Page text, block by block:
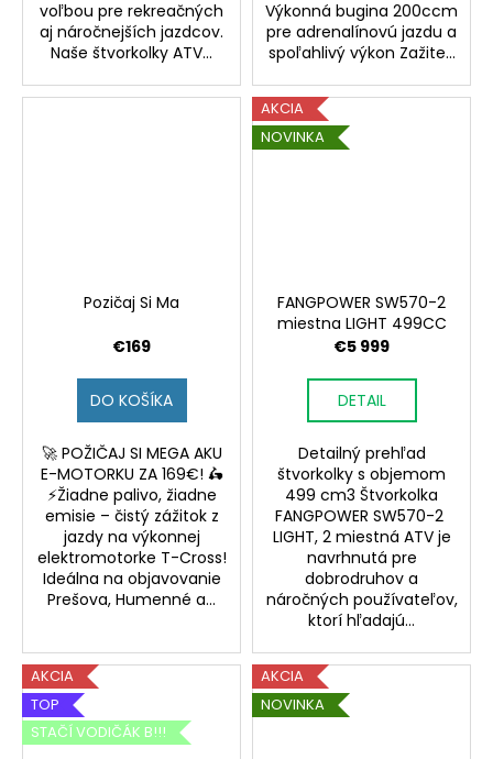
voľbou pre rekreačných
aj náročnejších jazdcov.
Naše štvorkolky ATV...
Výkonná bugina 200ccm
pre adrenalínovú jazdu a
spoľahlivý výkon Zažite...
Pozičaj Si Ma
€169
DO KOŠÍKA
🚀 POŽIČAJ SI MEGA AKU
E-MOTORKU ZA 169€! 🛵
⚡Žiadne palivo, žiadne
emisie – čistý zážitok z
jazdy na výkonnej
elektromotorke T-Cross!
Ideálna na objavovanie
Prešova, Humenné a...
AKCIA
NOVINKA
FANGPOWER SW570-2
miestna LIGHT 499CC
€5 999
DETAIL
Detailný prehľad
štvorkolky s objemom
499 cm3 Štvorkolka
FANGPOWER SW570-2
LIGHT, 2 miestná ATV je
navrhnutá pre
dobrodruhov a
náročných používateľov,
ktorí hľadajú...
AKCIA
TOP
STAČÍ VODIČÁK B!!!
AKCIA
NOVINKA